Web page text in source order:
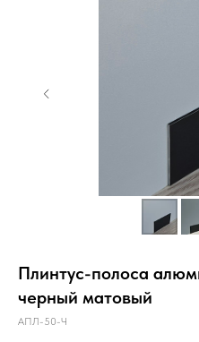
Плинтус-полоса
черный матовый
АПЛ-50-Ч